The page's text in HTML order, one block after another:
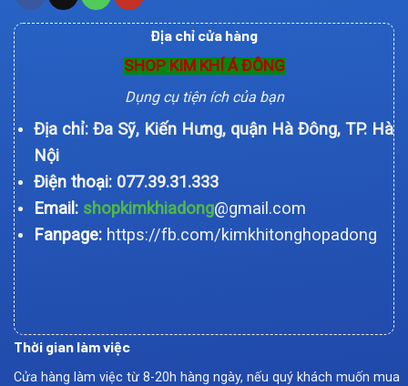
Địa chỉ cửa hàng
SHOP KIM KHÍ Á ĐÔNG
Dụng cụ tiện ích của bạn
Địa chỉ: Đa Sỹ, Kiến Hưng, quận Hà Đông, TP. Hà
Nội
Điện thoại: 077.39.31.333
Email:shopkimkhiadong@gmail.com
Fanpage: https://fb.com/kimkhitonghopadong
Thời gian làm việc
Cửa hàng làm việc từ 8-20h hàng ngày, nếu quý khách muốn mua